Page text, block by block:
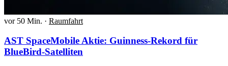
vor 50 Min. · Raumfahrt
AST SpaceMobile Aktie: Guinness-Rekord für
BlueBird-Satelliten